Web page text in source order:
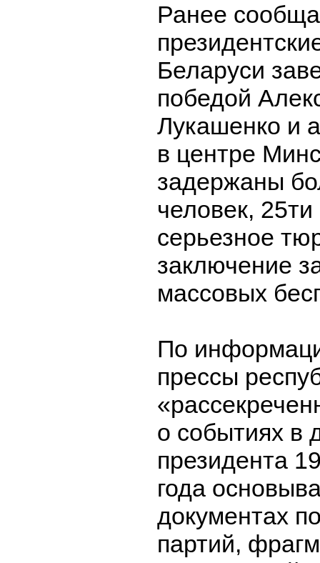
Ранее
Беларуси
победой
Лукашенко и
в центре
задержаны
человек, 25ти
серьезное
заключение
массовых
По
прессы
о событиях в
президента
года
документах
партий,